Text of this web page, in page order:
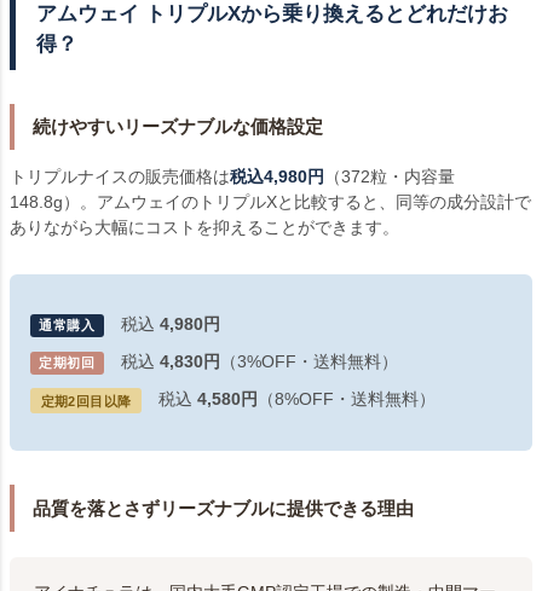
アムウェイ トリプルXから乗り換えるとどれだけお
得？
続けやすいリーズナブルな価格設定
トリプルナイスの販売価格は税込4,980円
（372粒・内容量
148.8g）。アムウェイのトリプルXと比較すると、同等の成分設計で
ありながら大幅にコストを抑えることができます。
通常購入 税込 4,980円
定期初回 税込 4,830円 （3%OFF・送料無料）
定期2回目以降 税込4,580円 （8%OFF・送料無料）
品質を落とさずリーズナブルに提供できる理由